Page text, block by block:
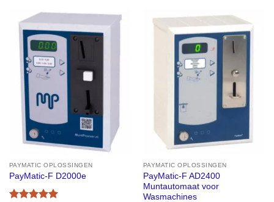
PAYMATIC OPLOSSINGEN
PayMatic-F D2000e
PAYMATIC OPLOSSINGEN
PayMatic-F AD2400
Muntautomaat voor
Wasmachines